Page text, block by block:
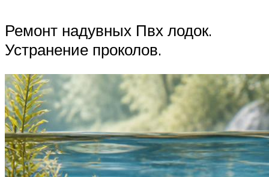
Ремонт надувных Пвх лодок.
Устранение проколов.